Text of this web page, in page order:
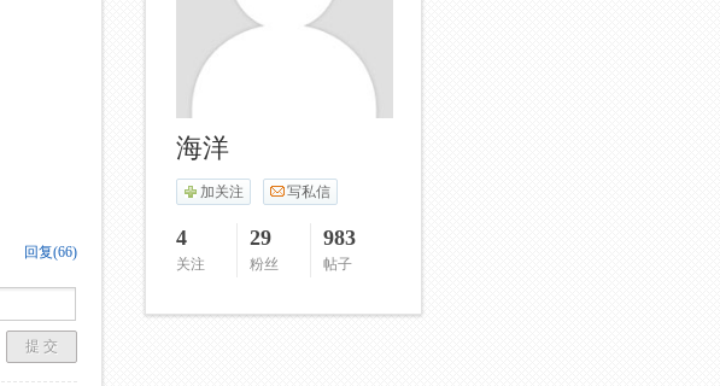
回复(66)
提 交
海洋
加关注 写私信
4
关注
29
粉丝
983
帖子